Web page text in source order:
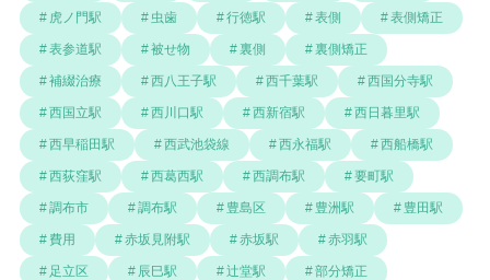
虎ノ門駅 虫歯 行徳駅 表側 表側矯正
表参道駅 被せ物 裏側 裏側矯正
補綴治療 西八王子駅 西千葉駅 西国分寺駅
西国立駅 西川口駅 西新宿駅 西日暮里駅
西早稲田駅 西武池袋線 西永福駅 西船橋駅
西荻窪駅 西葛西駅 西調布駅 要町駅
調布市 調布駅 豊島区 豊洲駅 豊田駅
費用 赤坂見附駅 赤坂駅 赤羽駅
足立区 辰巳駅 辻堂駅 部分矯正